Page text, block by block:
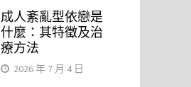
成人紊亂型依戀是
什麼：其特徵及治
療方法
2026 年 7 月 4 日